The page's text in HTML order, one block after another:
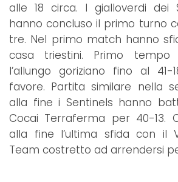
alle 18 circa. I gialloverdi dei
hanno concluso il primo turno
tre. Nel primo match hanno
casa triestini. Primo tempo
l’allungo goriziano fino al
favore. Partita similare nella
alla fine i Sentinels hanno
Cocai Terraferma per 40-13.
alla fine l’ultima sfida con il
Team costretto ad arrendersi